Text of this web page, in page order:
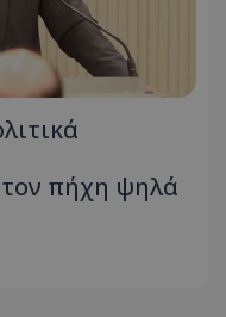
τον πήχη ψηλά